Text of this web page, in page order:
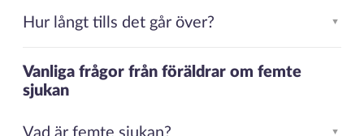
Hur långt tills det går över? ▲
Vanliga frågor från föräldrar om femte
sjukan
Vad är femte sjukan? ▲